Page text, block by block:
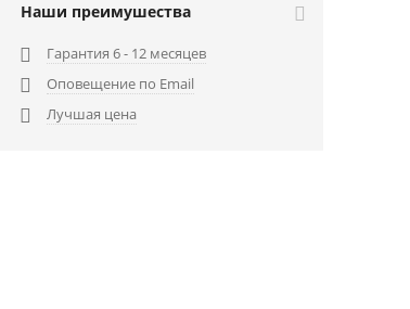
Наши преимушества
 Гарантия 6 - 12 месяцев
 Оповещение по Email
 Лучшая цена